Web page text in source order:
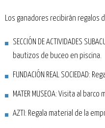
Los ganadores recibirán regalos
SECCIÓN DE ACTIVIDADES
bautizos de buceo en piscina.
FUNDACIÓN REAL SOCIEDAD:
MATER MUSEOA: Visita al barco
AZTI: Regala material de la